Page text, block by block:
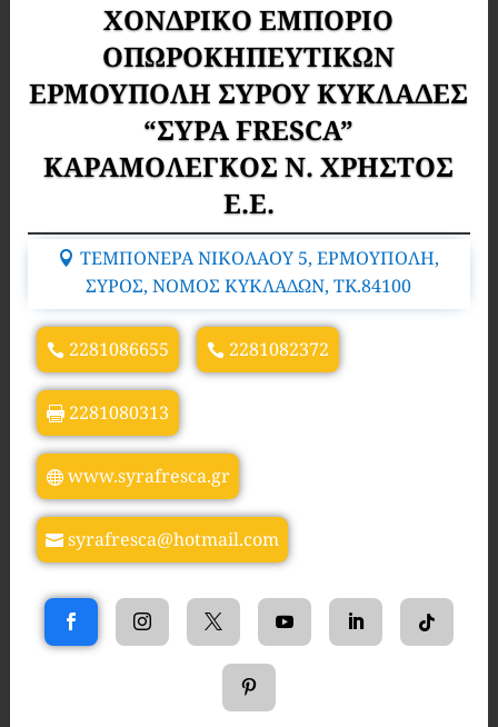
ΧΟΝΔΡΙΚΟ ΕΜΠΟΡΙΟ
ΟΠΩΡΟΚΗΠΕΥΤΙΚΩΝ
ΕΡΜΟΥΠΟΛΗ ΣΥΡΟΥ ΚΥΚΛΑΔΕΣ
“ΣΥΡΑ FRESCA”
ΚΑΡΑΜΟΛΕΓΚΟΣ Ν. ΧΡΗΣΤΟΣ
Ε.Ε.
ΤΕΜΠΟΝΕΡΑ ΝΙΚΟΛΑΟΥ 5, ΕΡΜΟΥΠΟΛΗ,
ΣΥΡΟΣ, ΝΟΜΟΣ ΚΥΚΛΑΔΩΝ, TK.84100
2281086655 2281082372
2281080313
www.syrafresca.gr
syrafresca@hotmail.com